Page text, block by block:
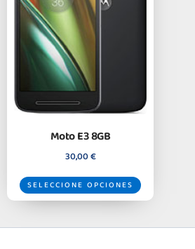
Moto E3 8GB
30,00€
SELECCIONE OPCIONES